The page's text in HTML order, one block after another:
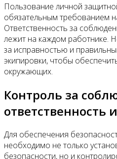
Пользование личной
обязательным требованием
Ответственность за
лежит на каждом работнике.
за исправностью и
экипировки, чтобы
окружающих.
Контроль за
ответственность
Для обеспечения
необходимо не только
безопасности, но и